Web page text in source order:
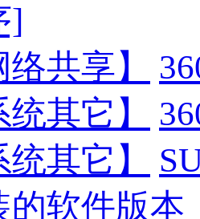
]
络共享】
统其它】
统其它】
的软件版本